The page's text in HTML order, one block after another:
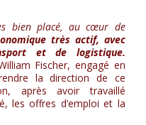
bien placé, au cœur de
très actif, avec
et de logistique.
Fischer, engagé en
la direction de ce
après avoir travaillé
les offres d’emploi et la